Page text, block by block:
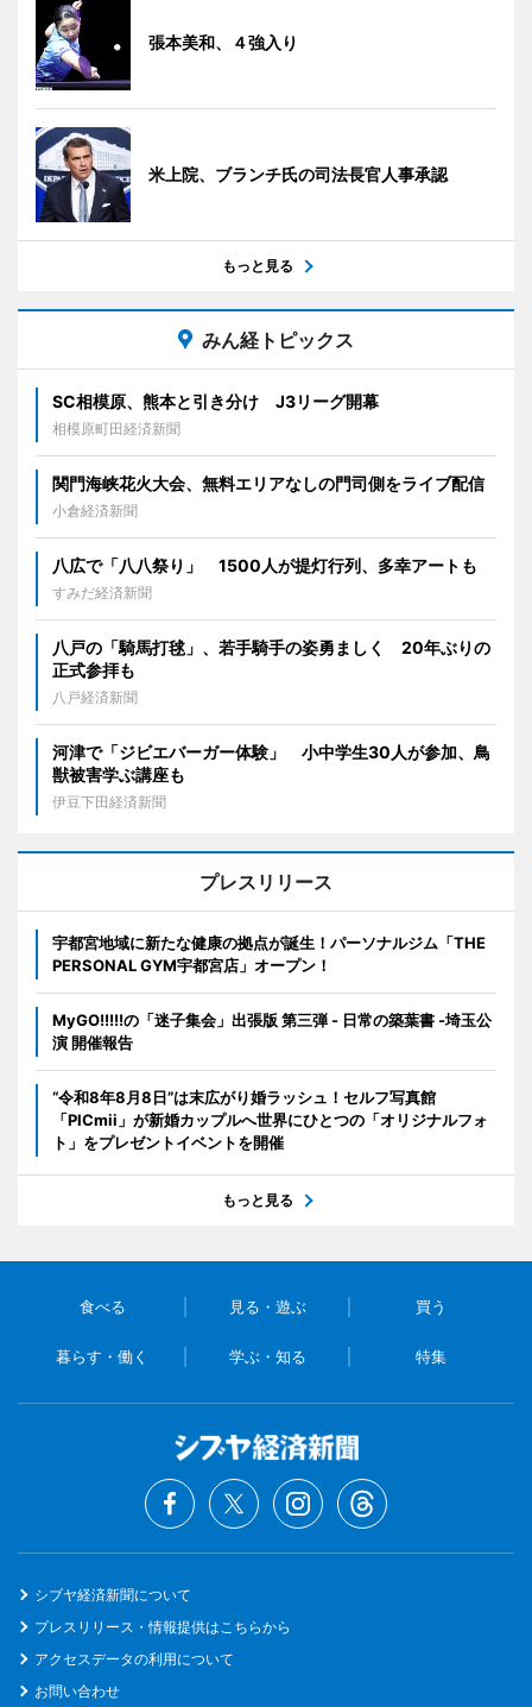
張本美和、４強入り
米上院、ブランチ氏の司法長官人事承認
もっと見る
みん経トピックス
SC相模原、熊本と引き分け J3リーグ開幕
相模原町田経済新聞
関門海峡花火大会、無料エリアなしの門司側をライブ配信
小倉経済新聞
八広で「八八祭り」 1500人が提灯行列、多幸アートも
すみだ経済新聞
八戸の「騎馬打毬」、若手騎手の姿勇ましく 20年ぶりの
正式参拝も
八戸経済新聞
河津で「ジビエバーガー体験」 小中学生30人が参加、鳥
獣被害学ぶ講座も
伊豆下田経済新聞
プレスリリース
宇都宮地域に新たな健康の拠点が誕生！パーソナルジム「THE
PERSONAL GYM宇都宮店」オープン！
MyGO!!!!!の「迷子集会」出張版 第三弾 - 日常の築葉書 -埼玉公
演 開催報告
“令和8年8月8日”は末広がり婚ラッシュ！セルフ写真館
「PICmii」が新婚カップルへ世界にひとつの「オリジナルフォ
ト」をプレゼントイベントを開催
もっと見る
食べる 見る・遊ぶ 買う
暮らす・働く 学ぶ・知る 特集
シブヤ経済新聞について
プレスリリース・情報提供はこちらから
アクセスデータの利用について
お問い合わせ